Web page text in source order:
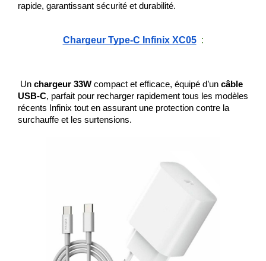
rapide, garantissant sécurité et durabilité.
Chargeur Type-C Infinix XC05 :
Un chargeur 33W compact et efficace, équipé d’un câble
USB-C, parfait pour recharger rapidement tous les modèles
récents Infinix tout en assurant une protection contre la
surchauffe et les surtensions.